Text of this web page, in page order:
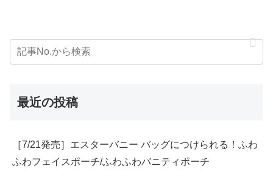
最近の投稿
［7/21発売］エスターバニー バッグにつけられる！ふわ
ふわフェイスポーチ/ふわふわバニティポーチ